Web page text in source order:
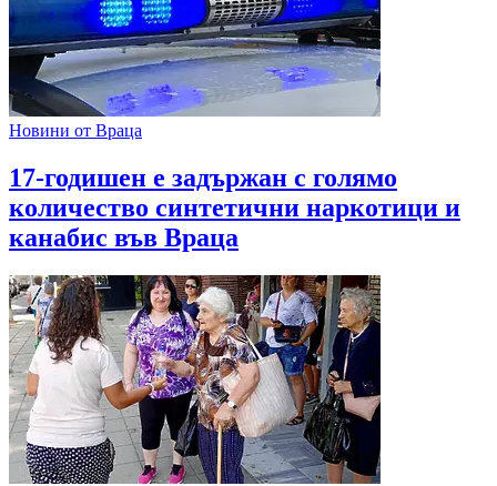
Новини от Враца
17-годишен е задържан с голямо
количество синтетични наркотици и
канабис във Враца